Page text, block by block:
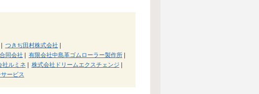
つきぢ田村株式会社
同会社 有限会社中島革ゴムローラー製作所|
社ルミネ 株式会社ドリームエクスチェンジ
ービス